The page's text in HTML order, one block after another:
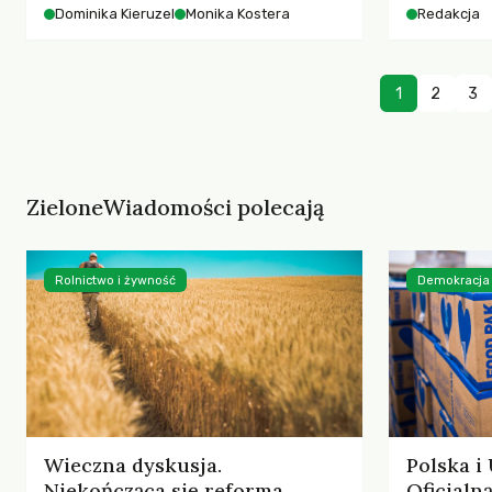
współczesnego miasta.
Dominika Kieruzel Monika Kostera Redakcja
1 2 3
ZieloneWiadomości polecają
Wieczna dyskusja.
Rolnictwo i żywność
Polska i
Demokracja